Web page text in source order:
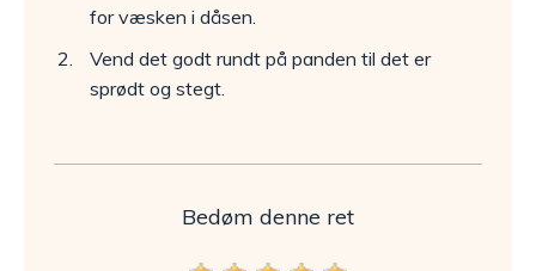
for væsken i dåsen.
Vend det godt rundt på panden til det er
sprødt og stegt.
Bedøm denne ret